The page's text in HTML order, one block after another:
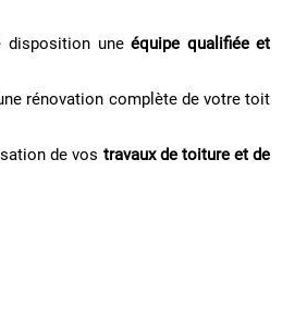
disposition uneéquipe qualifiée et
rénovation complète de votre toit
de vos travaux de toiture et de